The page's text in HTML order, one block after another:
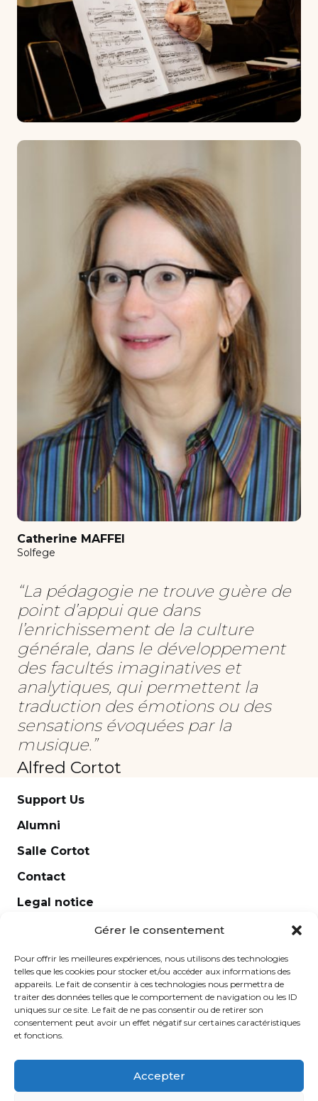
Gérer le consentement
Pour offrir les meilleures expériences, nous utilisons des technologies
telles que les cookies pour stocker et/ou accéder aux informations des
appareils. Le fait de consentir à ces technologies nous permettra de
traiter des données telles que le comportement de navigation ou les ID
uniques sur ce site. Le fait de ne pas consentir ou de retirer son
consentement peut avoir un effet négatif sur certaines caractéristiques
et fonctions.
Accepter
Piano
Piano (children)
piano abroad
Piano accompaniment
Piano duo
Quatuor à cordes
Role study and lyrical diction
Saxophone
Scene class
Singers deciphering preparation
Singing direction
Solfege (children)
Specialized deciphering repertoire orchestra
cello and double bass
Specialized interpretation of violin and viola
orchestra repertoire
Théatre
transverse flute
Trumpet
Viola
Violin (children)
Violoncelle Jazz
Vocal ensembles
Catherine MAFFEI
Solfege
“La pédagogie ne trouve guère de
point d’appui que dans
l’enrichissement de la culture
générale, dans le développement
des facultés imaginatives et
analytiques, qui permettent la
traduction des émotions ou des
sensations évoquées par la
musique.”
Alfred Cortot
Support Us
Alumni
Salle Cortot
Contact
Legal notice